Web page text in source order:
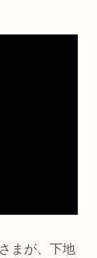
まが、下地